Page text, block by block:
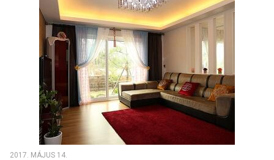
2017. MÁJUS 14.